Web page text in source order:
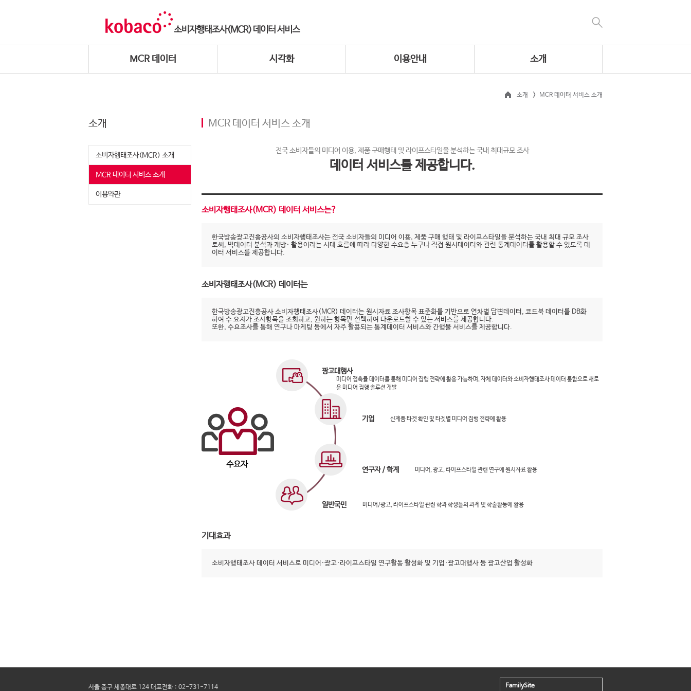
MCR 데이터 시각화 이용안내 소개
소개 MCR 데이터 서비스 소개
소개
소비자행태조사(MCR) 소개
MCR 데이터 서비스 소개
이용약관
MCR 데이터 서비스 소개
전국 소비자들의 미디어 이용, 제품 구매행태 및 라이프스타일을 분석하는 국내 최대규모 조사
데이터 서비스를 제공합니다.
소비자행태조사(MCR) 데이터 서비스는?
한국방송광고진흥공사의 소비자행태조사는 전국 소비자들의 미디어 이용, 제품 구매 행태 및 라이프스타일을 분석하는 국내 최대 규모 조사
로써, 빅데이터 분석과 개방· 활용이라는 시대 흐름에 따라 다양한 수요층 누구나 직접 원시데이터와 관련 통계데이터를 활용할 수 있도록 데
이터 서비스를 제공합니다.
소비자행태조사(MCR) 데이터는
한국방송광고진흥공사 소비자행태조사(MCR) 데이터는 원시자료 조사항목 표준화를 기반으로 연차별 답변데이터, 코드북 데이터를 DB화
하여 수 요자가 조사항목을 조회하고, 원하는 항목만 선택하여 다운로드할 수 있는 서비스를 제공합니다.
또한, 수요조사를 통해 연구나 마케팅 등에서 자주 활용되는 통계데이터 서비스와 간행물 서비스를 제공합니다.
광고대행사
미디어 접촉률 데이터를 통해 미디어 집행 전략에 활용 가능하며, 자체 데이터와 소비자행태조사 데이터 통합으로 새로
운 미디어 집행 솔루션 개발
기업 신제품 타겟 확인 및 타겟별 미디어 집행 전략에 활용
연구자 / 학계 미디어, 광고, 라이프스타일 관련 연구에 원시자료 활용
일반국민 미디어/광고, 라이프스타일 관련 학과 학생들의 과제 및 학술활동에 활용
기대효과
소비자행태조사 데이터 서비스로 미디어·광고·라이프스타일 연구활동 활성화 및 기업·광고대행사 등 광고산업 활성화
서울 중구 세종대로 124 대표전화 : 02-731-7114 FamilySite